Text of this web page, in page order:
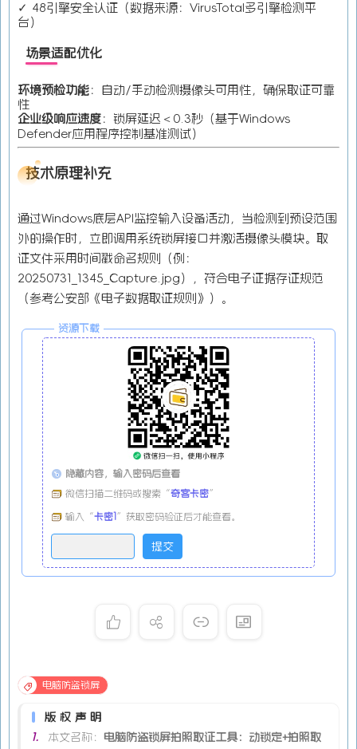
✓ 48引擎安全认证（数据来源：VirusTotal多引擎检测平
台）
场景适配优化
环境预检功能 ​：自动/手动检测摄像头可用性，确保取证可靠
性
企业级响应速度 ​：锁屏延迟＜0.3秒（基于Windows
Defender应用程序控制基准测试）
技术原理补充
通过Windows底层API监控输入设备活动，当检测到预设范围
外的操作时，立即调用系统锁屏接口并激活摄像头模块。取
证文件采用时间戳命名规则（例：
20250731_1345_Capture.jpg），符合电子证据存证规范
（参考公安部《电子数据取证规则》）。
资源下载
隐藏内容，输入密码后查看
微信扫描二维码或搜索“奇客卡密”
输入“卡密1 ”获取密码验证后才能查看。
电脑防盗锁屏
版权声明
1.
本文名称： 电脑防盗锁屏拍照取证工具：动锁定+拍照取